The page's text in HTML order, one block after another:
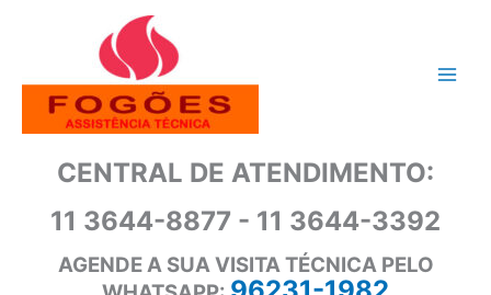
conteúdo
CENTRAL DE ATENDIMENTO:
11 3644-8877 - 11 3644-3392
AGENDE A SUA VISITA TÉCNICA PELO